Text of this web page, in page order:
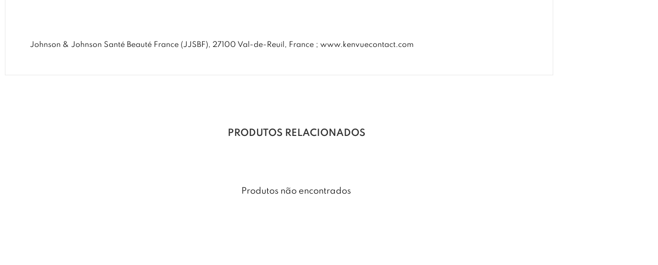
Johnson & Johnson Santé Beauté France (JJSBF), 27100 Val-de-Reuil, France ; www.kenvuecontact.com
PRODUTOS RELACIONADOS
Produtos não encontrados